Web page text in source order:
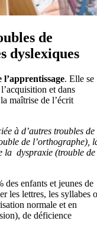
de
dyslexiques
. Elle se
et dans
maîtrise de l’écrit
à d’autres troubles de
de l’orthographe),
la dyspraxie (trouble de
enfants et jeunes de
les lettres, les syllabes
normale et en
de déficience